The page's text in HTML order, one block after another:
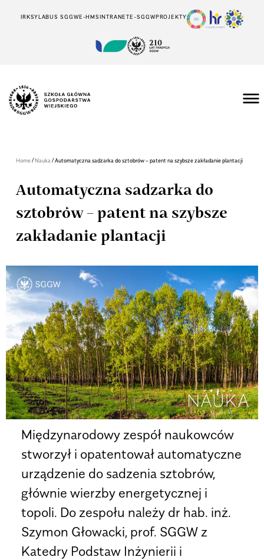
IRKSYLABUS SGGWE-HMSINTRANETE-SGGWPROJEKTY
Home/Nauka/Automatyczna sadzarka do sztobrów – patent na szybsze zakładanie plantacji
Automatyczna sadzarka do
sztobrów – patent na szybsze
zakładanie plantacji
Międzynarodowy zespół naukowców
stworzył i opatentował automatyczne
urządzenie do sadzenia sztobrów,
głównie wierzby energetycznej i
topoli. Do zespołu należy dr hab. inż.
Szymon Głowacki, prof. SGGW z
Katedry Podstaw Inżynierii i